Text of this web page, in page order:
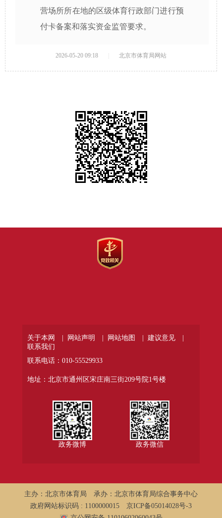
营场所所在地的区级体育行政部门进行预
付卡备案和落实资金监管要求。
2026-05-20 09:18 北京市体育局网站
关于本网 | 网站声明 | 网站地图 |
建议意见 |
联系我们
联系电话：010-55529933
地址：北京市通州区宋庄南三街209号院1号楼
政务微博 政务微信
主办：北京市体育局
承办：北京市体育局综合事务中心
政府网站标识码 : 1100000015
京ICP备05014028号-3